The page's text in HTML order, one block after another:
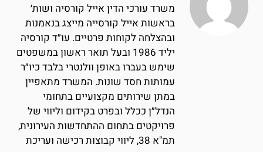
משרד עורכי הדין אייל קורסיה ושות׳
בראשות אייל קורסייה מייצג בנאמנות
ובהצלחה לקוחות פרטיים. עו״ד קורסיה
יליד 1986 ובעל תואר ראשון במשפטים
שימש בעברו באופן וולנטרי בלבד כיו״ר
עמותות חסד שונות. המשרד מתאפיין
במתן שירותים מקצועיים בתחומי
הנדל״ן ככלל ובפרט בקידום וליווי של
פרויקטים בתחום ההתחדשות העירונית,
תמ"א 38, ליווי קבוצות רכישה ועריכת